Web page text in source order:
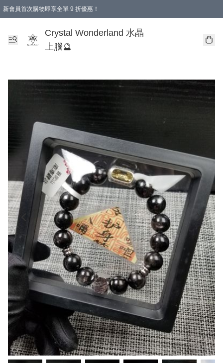
新會員首次購物即享全單 9 折優惠！
Crystal Wonderland 水晶
上腦🔮